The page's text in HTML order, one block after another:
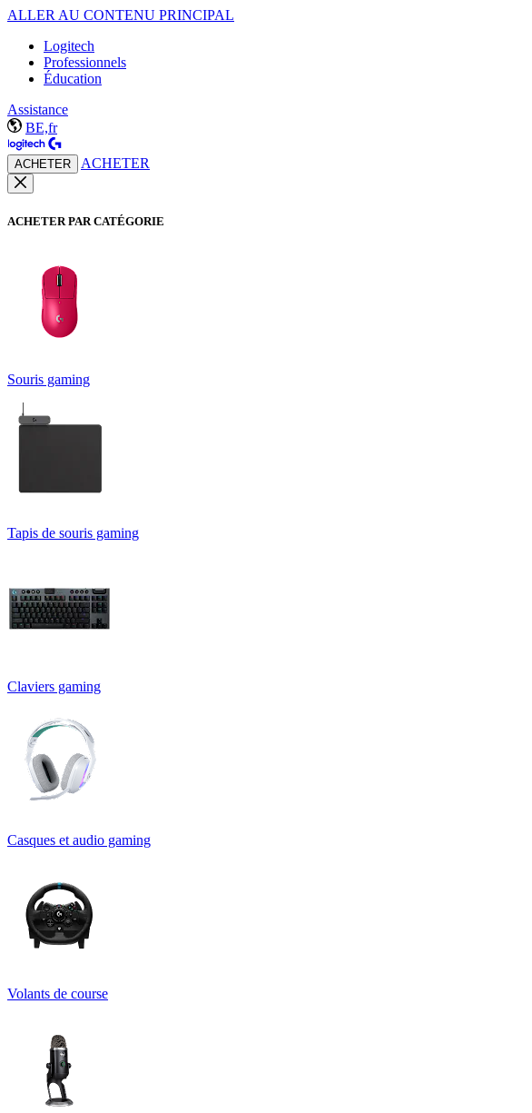
ALLER AU CONTENU PRINCIPAL
Logitech
Professionnels
Éducation
Assistance
BE,fr
ACHETER ACHETER
ACHETER PAR CATÉGORIE
Souris gaming
Tapis de souris gaming
Claviers gaming
Casques et audio gaming
Volants de course